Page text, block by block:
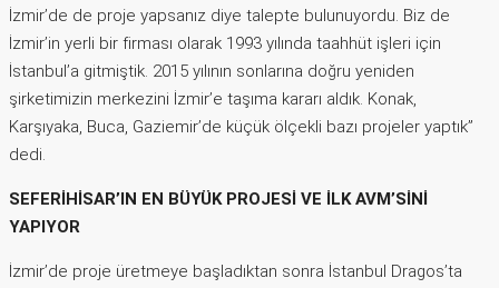
İzmir’de de proje yapsanız diye talepte bulunuyordu. Biz de
İzmir’in yerli bir firması olarak 1993 yılında taahhüt işleri için
İstanbul’a gitmiştik. 2015 yılının sonlarına doğru yeniden
şirketimizin merkezini İzmir’e taşıma kararı aldık. Konak,
Karşıyaka, Buca, Gaziemir’de küçük ölçekli bazı projeler yaptık”
dedi.
SEFERİHİSAR’IN EN BÜYÜK PROJESİ VE İLK AVM’SİNİ
YAPIYOR
İzmir’de proje üretmeye başladıktan sonra İstanbul Dragos’ta